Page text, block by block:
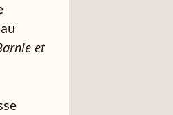
et